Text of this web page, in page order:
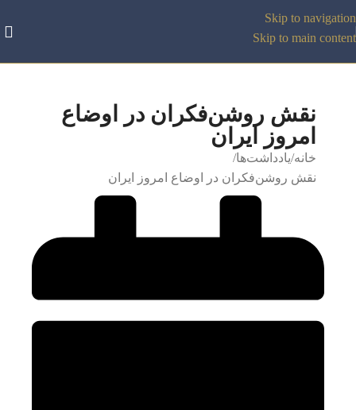
Skip to navigation
Skip to main content
نقش روشن‌فکران در اوضاع
امروز ایران
خانه یادداشت‌ها
نقش روشن‌فکران در اوضاع امروز ایران